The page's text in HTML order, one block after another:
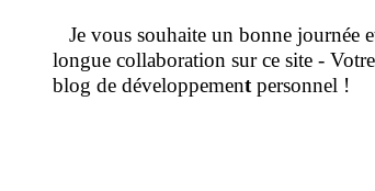
Je vous souhaite un bonne journée
longue collaboration sur ce site - Votre
blog de développement personnel !